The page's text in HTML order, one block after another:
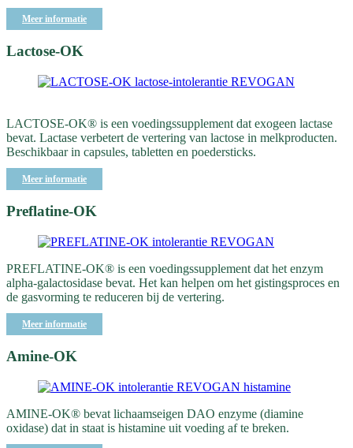
Meer informatie
Lactose-OK
LACTOSE-OK® is een voedingssupplement dat exogeen lactase
bevat. Lactase verbetert de vertering van lactose in melkproducten.
Beschikbaar in capsules, tabletten en poedersticks.
Meer informatie
Preflatine-OK
PREFLATINE-OK® is een voedingssupplement dat het enzym
alpha-galactosidase bevat. Het kan helpen om het gistingsproces en
de gasvorming te reduceren bij de vertering.
Meer informatie
Amine-OK
AMINE-OK® bevat lichaamseigen DAO enzyme (diamine
oxidase) dat in staat is histamine uit voeding af te breken.